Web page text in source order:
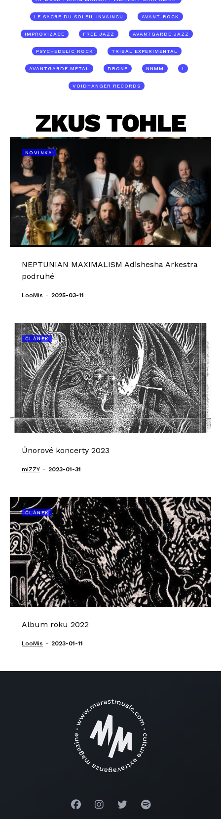
LE SACRE DU SOLEIL INVAINCU AVANT-ROCK
IMPROVIZACE FREE JAZZ AVANTGARDE JAZZ
PSYCHEDELIC ROCK TRIBAL EXPERIMENTAL
AVANTGARDE METAL DRONE NNMM I
VOIDHANGER RECORDS
ZKUS TOHLE
NOVINKA
NEPTUNIAN MAXIMALISM Adishesha Arkestra
podruhé
LooMis - 2025-03-11
ČLÁNEK
Únorové koncerty 2023
mIZZY - 2023-01-31
ČLÁNEK
Album roku 2022
LooMis - 2023-01-11